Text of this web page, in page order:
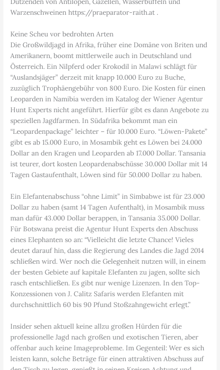
Warzenschweinen https://praeparator-raith.at .
Keine Scheu vor bedrohten Arten
Die Großwildjagd in Afrika, früher eine Domäne von Briten und
Amerikanern, boomt mittlerweile auch in Deutschland und
Österreich. Ein Nilpferd oder Krokodil in Malawi schlägt für
“Auslandsjäger” derzeit mit knapp 10.000 Euro zu Buche,
zuzüglich Trophäengebühr von 800 Euro. Die Kosten für einen
Leoparden in Namibia werden im Katalog der Wiener Agentur
Hunt Experts nicht angeführt. Hierfür gibt es dann Angebote zu
speziellen Jagdfarmen. In Südafrika bekommt man ein
“Leopardenpackage” leichter – für 10.000 Euro. “Löwen-Pakete”
gibt es ab 15.000 Euro, in Mosambik geht es Löwen bei 24.000
Dollar an den Kragen und Leoparden ab 17.000 Dollar. Tansania
ist teurer, dort kosten Leopardenabschüsse 30.000 Dollar mit 14
Tagen Gastaufenthalt, Löwen sind für 50.000 Dollar zu haben.
Ein Elefantenabschuss “ohne Limit” in Simbabwe ist für 23.000
Dollar zu haben (samt 14 Tagen Aufenthalt), in Mosambik muss
man dafür 43.000 Dollar berappen, in Tansania 35.000 Dollar.
Für Botswana preist die Agentur Hunt Experts den Abschuss
eines Elephanten so an: “Vielleicht die letzte Chance! Vieles
deutet darauf hin, dass die Regierung des Landes die Jagd 2014
schließen wird. Wer noch die Gelegenheit nutzen will, in einem
der besten Gebiete auf kapitale Elefanten zu jagen, sollte sich
rasch entschließen. Es gibt nur wenige Lizenzen. In den Top-
Konzessionen von J. Calitz Safaris werden Elefanten mit
durchschnittlich 60 bis 90 Pfund Stoßzahngewicht erlegt.”
Insider sehen aktuell keine allzu großen Hürden für die
professionelle Jagd nach großen und exotischen Tieren, aber
offenbar auch keine Imageprobleme. Im Gegenteil: Wer es sich
leisten kann, solche Beträge für einen attraktiven Abschuss auf